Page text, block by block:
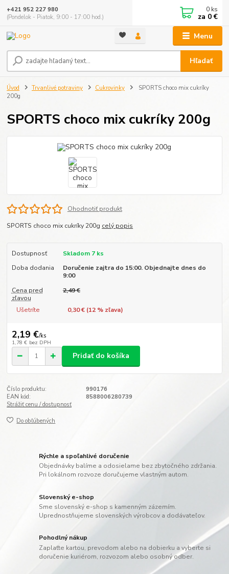
Menu
Hľadať
+421 952 227 980
(Pondelok - Piatok, 9:00 - 17:00 hod.)
0 ks
za 0 €
Úvod Trvanlivé potraviny Cukrovinky
SPORTS choco mix cukríky
200g
SPORTS choco mix cukríky 200g
Ohodnotiť produkt
SPORTS choco mix cukríky 200g celý popis
Dostupnosť
Skladom 7 ks
Doba dodania
Doručenie zajtra do 15:00. Objednajte dnes do
9:00
Cena pred
zľavou
2,49 €
Ušetríte 0,30 € (12% zľava)
2,19 €/ks
1,78 € bez DPH
Pridať do košíka
Číslo produktu:
990176
EAN kód:
8588006280739
Strážiť cenu / dostupnosť
Do obľúbených
Rýchle a spoľahlivé doručenie
Objednávky balíme a odosielame bez zbytočného zdržania.
Pri lokálnom rozvoze doručujeme vlastným autom.
Slovenský e-shop
Sme slovenský e-shop s kamenným zázemím.
Uprednostňujeme slovenských výrobcov a dodávateľov.
Pohodlný nákup
Zaplaťte kartou, prevodom alebo na dobierku a vyberte si
doručenie kuriérom, rozvozom alebo osobný odber.